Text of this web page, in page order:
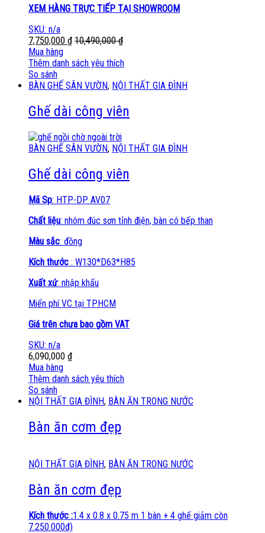
XEM HÀNG TRỰC TIẾP TẠI SHOWROOM
SKU: n/a
7,750,000 ₫ 10,490,000₫
Mua hàng
Thêm danh sách yêu thích
So sánh
BÀN GHẾ SÂN VƯỜN, NỘI THẤT GIA ĐÌNH
Ghế dài công viên
BÀN GHẾ SÂN VƯỜN, NỘI THẤT GIA ĐÌNH
Ghế dài công viên
Mã Sp: HTP-DP AV07
Chất liệu: nhôm đúc sơn tỉnh điện, bàn có bếp than
Màu sắc: đồng
Kích thước : W130*D63*H85
Xuất xứ: nhập khẩu
Miển phí VC tại TPHCM
Giá trên chưa bao gồm VAT
SKU: n/a
6,090,000 ₫
Mua hàng
Thêm danh sách yêu thích
So sánh
NỘI THẤT GIA ĐÌNH, BÀN ĂN TRONG NƯỚC
Bàn ăn cơm đẹp
NỘI THẤT GIA ĐÌNH, BÀN ĂN TRONG NƯỚC
Bàn ăn cơm đẹp
Kích thước :1.4 x 0.8 x 0.75 m 1 bàn + 4 ghế giảm còn
7.250.000đ)